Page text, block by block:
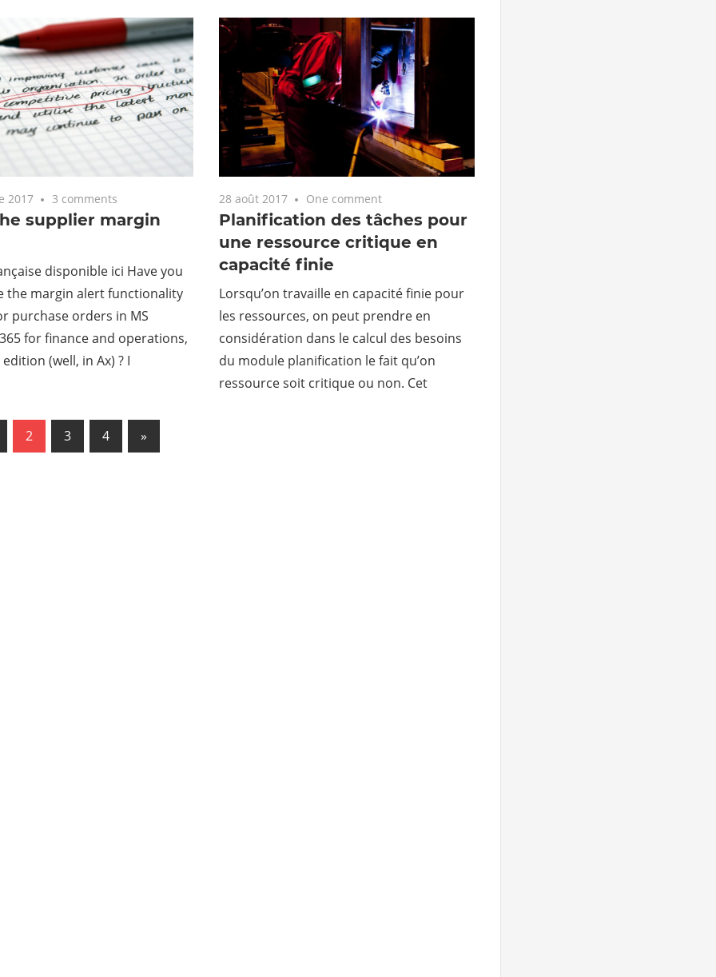
2017 3 comments
supplier margin
disponible ici Have you
the margin alert functionality
purchase orders in MS
for finance and operations,
(well, in Ax) ? I
28 août 2017 One comment
Planification des tâches pour
une ressource critique en
capacité finie
Lorsqu’on travaille en capacité finie pour
les ressources, on peut prendre en
considération dans le calcul des besoins
du module planification le fait qu’on
ressource soit critique ou non. Cet
2 3 4
Next
Posts
»